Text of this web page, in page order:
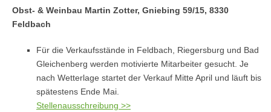
Obst- & Weinbau Martin Zotter, Gniebing 59/15, 8330
Feldbach
Für die Verkaufsstände in Feldbach, Riegersburg und Bad
Gleichenberg werden motivierte Mitarbeiter gesucht. Je
nach Wetterlage startet der Verkauf Mitte April und läuft bis
spätestens Ende Mai.
Stellenausschreibung >>